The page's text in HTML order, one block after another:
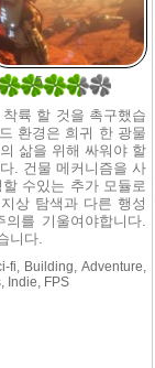
5
륙 할 것을 촉구했습
환경은 희귀 한 광물
삶을 위해 싸워야 할
. 건물 메커니즘을 사
수있는 추가 모듈로
상 탐색과 다른 행성
를 기울여야합니다.
니다.
fi, Building, Adventure,
Indie, FPS